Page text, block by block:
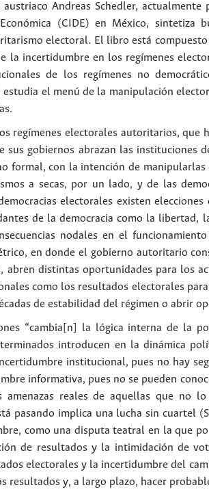
Andreas Schedler,
(CIDE) en México,
electoral. El libro está
la incertidumbre en los regímenes
de los regímenes no
el menú de la manipulación
regímenes electorales autoritarios,
sus gobiernos abrazan las instituciones
formal, con la intención de
a secas, por un lado, y de las
electorales existen
de la democracia como la libertad,
nodales en el
en donde el gobierno autoritario
abren distintas oportunidades para los
como los resultados electorales
de estabilidad del régimen o abrir
“cambia[n] la lógica interna de la
introducen en la dinámica
institucional, pues no hay
informativa, pues no se pueden
amenazas reales de aquellas que no
pasando implica una lucha sin cuartel
como una disputa teatral en la que
de resultados y la intimidación de
electorales y la incertidumbre del
resultados y, a largo plazo, hacer